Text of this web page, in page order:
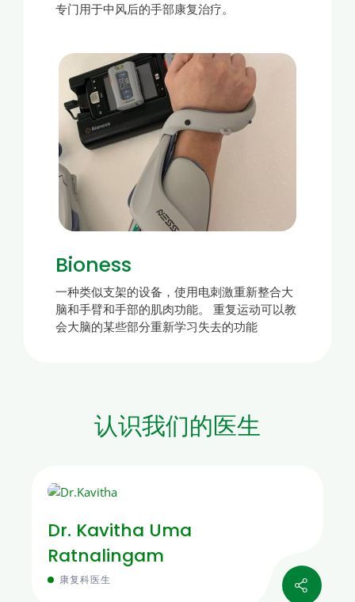
专门用于中风后的手部康复治疗。
Bioness
一种类似支架的设备，使用电刺激重新整合大
脑和手臂和手部的肌肉功能。 重复运动可以教
会大脑的某些部分重新学习失去的功能
认识我们的医生
Dr. Kavitha Uma
Ratnalingam
康复科医生